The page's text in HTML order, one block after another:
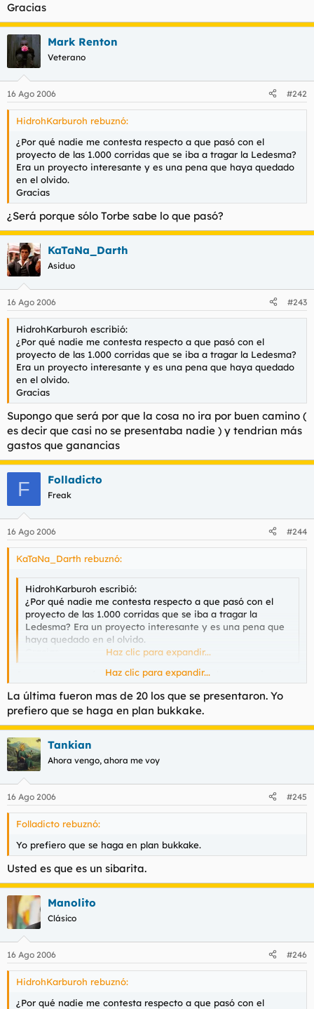
Gracias
Mark Renton
Veterano
16 Ago 2006 #242
HidrohKarburoh rebuznó:
¿Por qué nadie me contesta respecto a que pasó con el
proyecto de las 1.000 corridas que se iba a tragar la Ledesma?
Era un proyecto interesante y es una pena que haya quedado
en el olvido.
Gracias
¿Será porque sólo Torbe sabe lo que pasó?
KaTaNa_Darth
Asiduo
16 Ago 2006 #243
HidrohKarburoh escribió:
¿Por qué nadie me contesta respecto a que pasó con el
proyecto de las 1.000 corridas que se iba a tragar la Ledesma?
Era un proyecto interesante y es una pena que haya quedado
en el olvido.
Gracias
Supongo que será por que la cosa no ira por buen camino (
es decir que casi no se presentaba nadie ) y tendrian más
gastos que ganancias
F Folladicto
Freak
16 Ago 2006 #244
KaTaNa_Darth rebuznó:
HidrohKarburoh escribió:
¿Por qué nadie me contesta respecto a que pasó con el
proyecto de las 1.000 corridas que se iba a tragar la
Ledesma? Era un proyecto interesante y es una pena que
haya quedado en el olvido.
Haz clic para expandir...
Supongo que será por que la cosa no ira por buen camino ( es
decir que casi no se presentaba nadie ) y tendrian más gastos
que ganancias
Haz clic para expandir...
La última fueron mas de 20 los que se presentaron. Yo
prefiero que se haga en plan bukkake.
Tankian
Ahora vengo, ahora me voy
16 Ago 2006 #245
Folladicto rebuznó:
Yo prefiero que se haga en plan bukkake.
Usted es que es un sibarita.
Manolito
Clásico
16 Ago 2006 #246
HidrohKarburoh rebuznó:
¿Por qué nadie me contesta respecto a que pasó con el